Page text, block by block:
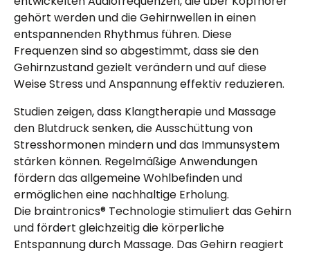
gehört werden und die Gehirnwellen in einen
entspannenden Rhythmus führen. Diese
Frequenzen sind so abgestimmt, dass sie den
Gehirnzustand gezielt verändern und auf diese
Weise Stress und Anspannung effektiv reduzieren.
Studien zeigen, dass Klangtherapie und Massage
den Blutdruck senken, die Ausschüttung von
Stresshormonen mindern und das Immunsystem
stärken können. Regelmäßige Anwendungen
fördern das allgemeine Wohlbefinden und
ermöglichen eine nachhaltige Erholung.
Die braintronics® Technologie stimuliert das Gehirn
und fördert gleichzeitig die körperliche
Entspannung durch Massage. Das Gehirn reagiert